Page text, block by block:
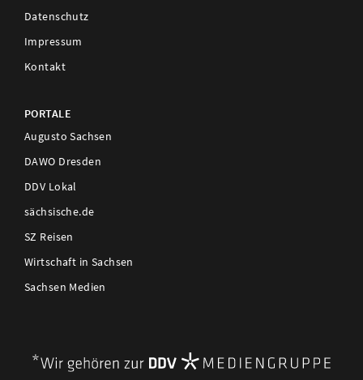
Datenschutz
Impressum
Kontakt
PORTALE
Augusto Sachsen
DAWO Dresden
DDV Lokal
sächsische.de
SZ Reisen
Wirtschaft in Sachsen
Sachsen Medien